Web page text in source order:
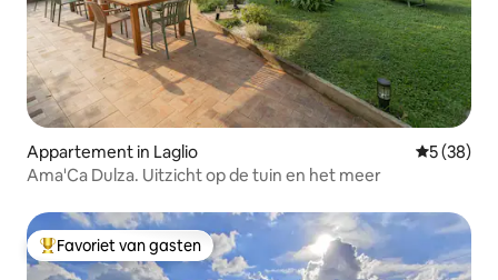
Appartement in Laglio
5 (38)
Ama'Ca Dulza. Uitzicht op de tuin en het meer
Topfavoriet van gasten
Favoriet van gasten